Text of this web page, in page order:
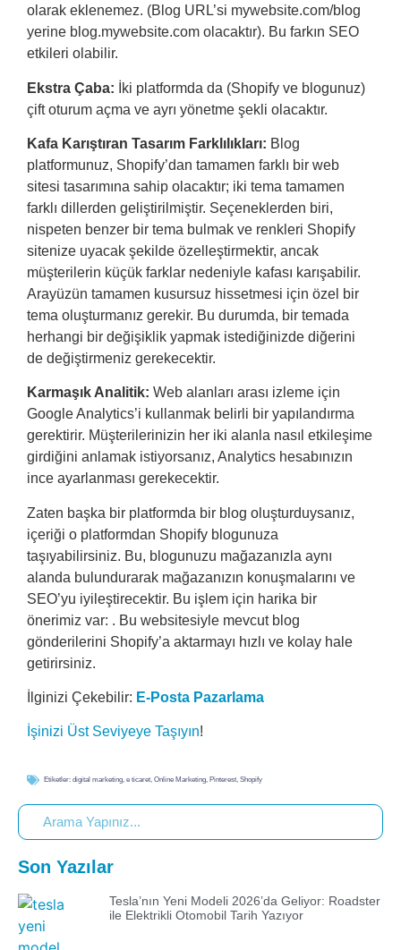
olarak eklenemez. (Blog URL’si mywebsite.com/blog
yerine blog.mywebsite.com olacaktır). Bu farkın SEO
etkileri olabilir.
Ekstra Çaba: İki platformda da (Shopify ve blogunuz)
çift oturum açma ve ayrı yönetme şekli olacaktır.
Kafa Karıştıran Tasarım Farklılıkları: Blog
platformunuz, Shopify’dan tamamen farklı bir web
sitesi tasarımına sahip olacaktır; iki tema tamamen
farklı dillerden geliştirilmiştir. Seçeneklerden biri,
nispeten benzer bir tema bulmak ve renkleri Shopify
sitenize uyacak şekilde özelleştirmektir, ancak
müşterilerin küçük farklar nedeniyle kafası karışabilir.
Arayüzün tamamen kusursuz hissetmesi için özel bir
tema oluşturmanız gerekir. Bu durumda, bir temada
herhangi bir değişiklik yapmak istediğinizde diğerini
de değiştirmeniz gerekecektir.
Karmaşık Analitik: Web alanları arası izleme için
Google Analytics’i kullanmak belirli bir yapılandırma
gerektirir. Müşterilerinizin her iki alanla nasıl etkileşime
girdiğini anlamak istiyorsanız, Analytics hesabınızın
ince ayarlanması gerekecektir.
Zaten başka bir platformda bir blog oluşturduysanız,
içeriği o platformdan Shopify blogunuza
taşıyabilirsiniz. Bu, blogunuzu mağazanızla aynı
alanda bulundurarak mağazanızın konuşmalarını ve
SEO’yu iyileştirecektir. Bu işlem için harika bir
önerimiz var: . Bu websitesiyle mevcut blog
gönderilerini Shopify’a aktarmayı hızlı ve kolay hale
getirirsiniz.
İlginizi Çekebilir: E-Posta Pazarlama
İşinizi Üst Seviyeye Taşıyın!
Etiketler: digital marketing, e ticaret, Online Marketing, Pinterest, Shopify
Son Yazılar
Tesla’nın Yeni Modeli 2026’da Geliyor: Roadster
ile Elektrikli Otomobil Tarih Yazıyor